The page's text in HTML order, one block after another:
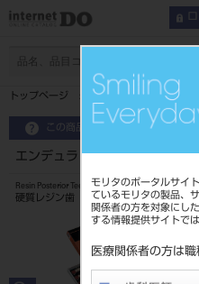
モリタのポータルサイ
ているモリタの製品、
関係者の方を対象にし
する情報提供サイトで
医療関係者の方は職
トップページ エンデュラ ポステ
この商品に関するお問い合わせ
エンデュラ ポステリオ 8歯
Resin Posterior Teeth
硬質レジン歯